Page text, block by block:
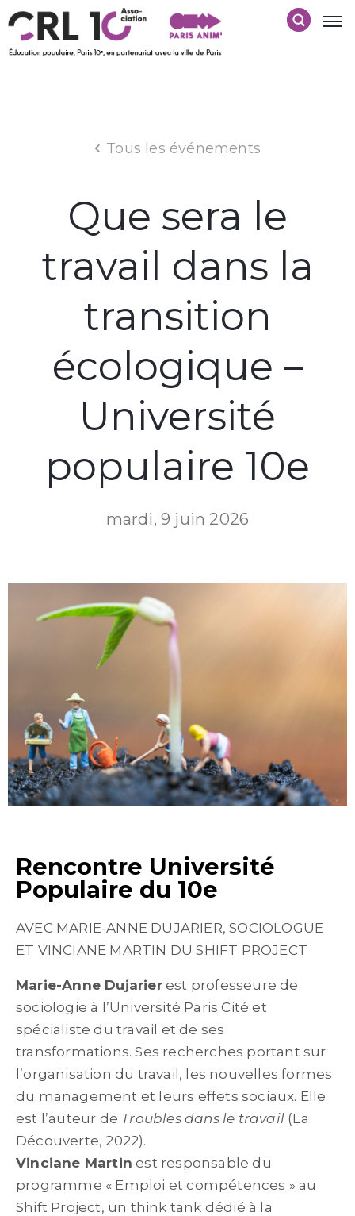
Tous les événements
Que sera le
travail dans la
transition
écologique –
Université
populaire 10e
mardi, 9 juin 2026
Rencontre Université
Populaire du 10e
AVEC MARIE-ANNE DUJARIER, SOCIOLOGUE
ET VINCIANE MARTIN DU SHIFT PROJECT
Marie-Anne Dujarierest professeure de
sociologie à l’Université Paris Cité et
spécialiste du travail et de ses
transformations. Ses recherches portant sur
l’organisation du travail, les nouvelles formes
du management et leurs effets sociaux. Elle
est l’auteur de Troubles dans le travail (La
Découverte, 2022).
Vinciane Martin est responsable du
programme « Emploi et compétences » au
Shift Project, un think tank dédié à la